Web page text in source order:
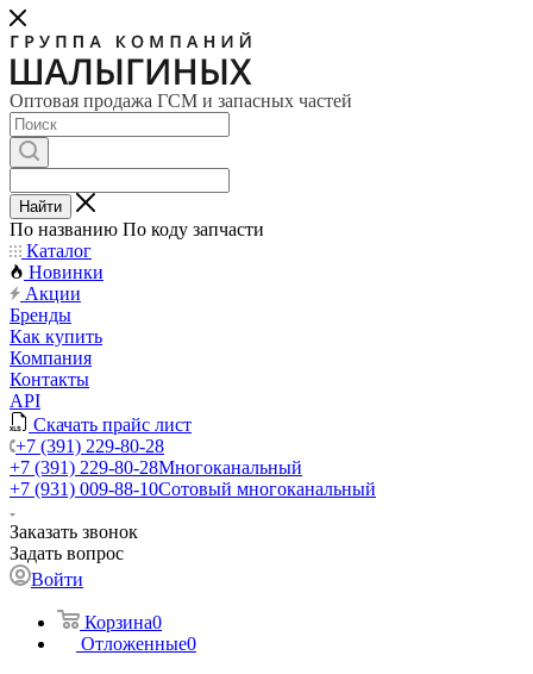
Оптовая продажа ГСМ и запасных частей
Найти
По названию По коду запчасти
Каталог
Новинки
Акции
Бренды
Как купить
Компания
Контакты
API
Скачать прайс лист
+7 (391) 229-80-28
+7 (391) 229-80-28Многоканальный
+7 (931) 009-88-10Сотовый многоканальный
Заказать звонок
Задать вопрос
Войти
Корзина0
Отложенные0